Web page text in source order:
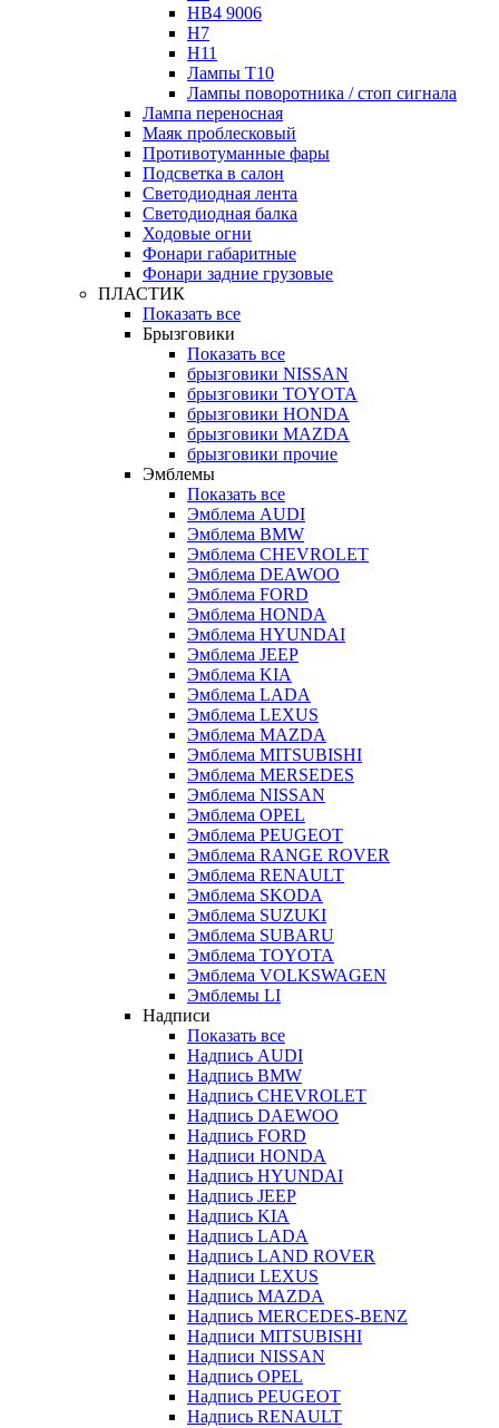
HB4 9006
H7
H11
Лампы Т10
Лампы поворотника / стоп сигнала
Лампа переносная
Маяк проблесковый
Противотуманные фары
Подсветка в салон
Светодиодная лента
Светодиодная балка
Ходовые огни
Фонари габаритные
Фонари задние грузовые
ПЛАСТИК
Показать все
Брызговики
Показать все
брызговики NISSAN
брызговики TOYOTA
брызговики HONDA
брызговики MAZDA
брызговики прочие
Эмблемы
Показать все
Эмблема AUDI
Эмблема BMW
Эмблема CHEVROLET
Эмблема DEAWOO
Эмблема FORD
Эмблема HONDA
Эмблема HYUNDAI
Эмблема JEEP
Эмблема KIA
Эмблема LADA
Эмблема LEXUS
Эмблема MAZDA
Эмблема MITSUBISHI
Эмблема MERSEDES
Эмблема NISSAN
Эмблема OPEL
Эмблема PEUGEOT
Эмблема RANGE ROVER
Эмблема RENAULT
Эмблема SKODA
Эмблема SUZUKI
Эмблема SUBARU
Эмблема TOYOTA
Эмблема VOLKSWAGEN
Эмблемы LI
Надписи
Показать все
Надпись AUDI
Надпись BMW
Надпись CHEVROLET
Надпись DAEWOO
Надпись FORD
Надписи HONDA
Надпись HYUNDAI
Надпись JEEP
Надпись KIA
Надпись LADA
Надпись LAND ROVER
Надписи LEXUS
Надпись MAZDA
Надпись MERCEDES-BENZ
Надписи MITSUBISHI
Надписи NISSAN
Надпись OPEL
Надпись PEUGEOT
Надпись RENAULT